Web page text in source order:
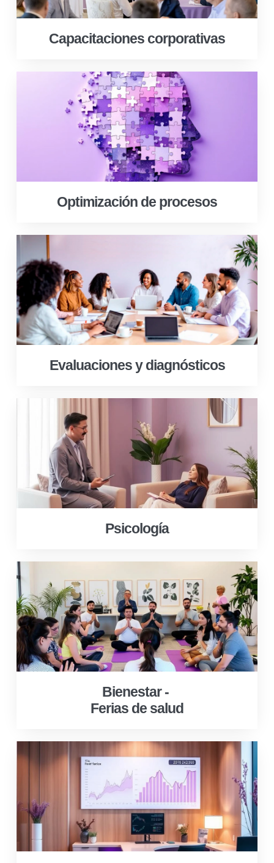
Capacitaciones corporativas
Optimización de procesos
Evaluaciones y diagnósticos
Psicología
Bienestar -
Ferias de salud